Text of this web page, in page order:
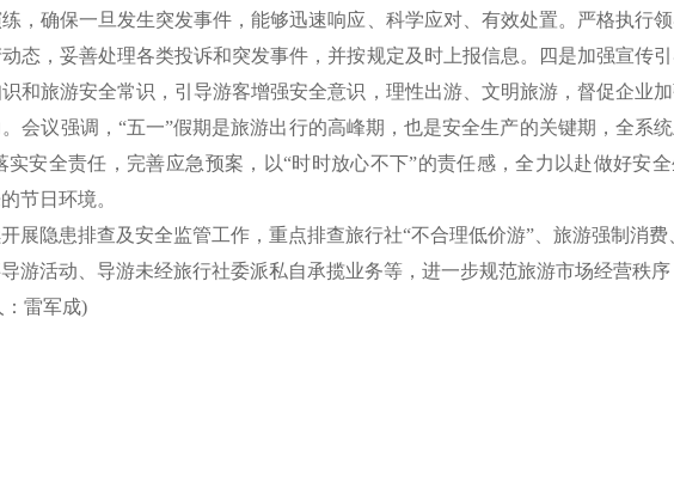
，确保一旦发生突发事件，能够迅速响应、科学应对、有效处置。严格执行
态，妥善处理各类投诉和突发事件，并按规定及时上报信息。四是加强宣传
和旅游安全常识，引导游客增强安全意识，理性出游、文明旅游，督促企业
会议强调，“五一”假期是旅游出行的高峰期，也是安全生产的关键期，全系
安全责任，完善应急预案，以“时时放心不下”的责任感，全力以赴做好安
节日环境。
展隐患排查及安全监管工作，重点排查旅行社“不合理低价游”、旅游强制消费
游活动、导游未经旅行社委派私自承揽业务等，进一步规范旅游市场经营秩
：雷军成)